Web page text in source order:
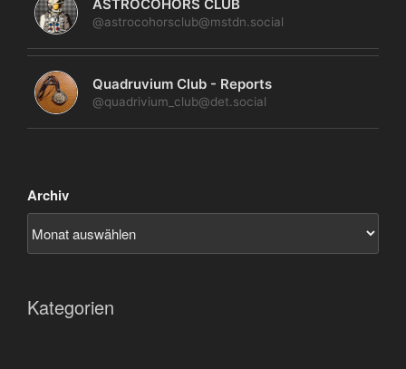
ASTROCOHORS CLUB
@astrocohorsclub@mstdn.social
Quadruvium Club - Reports
@quadrivium_club@det.social
Archiv
Kategorien